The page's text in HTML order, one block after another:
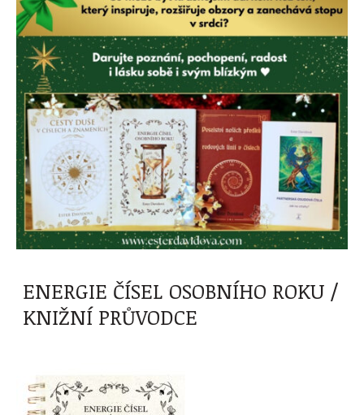
ENERGIE ČÍSEL OSOBNÍHO ROKU /
KNIŽNÍ PRŮVODCE